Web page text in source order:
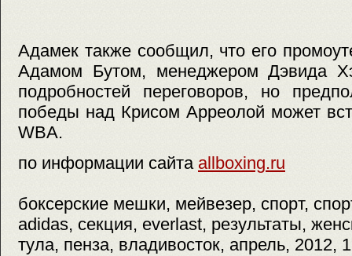
Адамек также сообщил, что его
Адамом Бутом, менеджером Дэвида
подробностей переговоров, но
победы над Крисом Арреолой может
WBA.
по информации сайта allboxing.ru
боксерские мешки, мейвезер, спорт,
adidas, секция, everlast, результаты,
тула, пенза, владивосток, апрель, 2012,